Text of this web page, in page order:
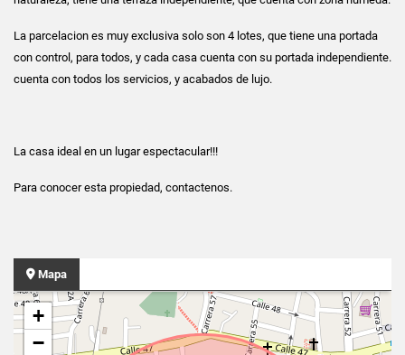
La parcelacion es muy exclusiva solo son 4 lotes, que tiene una portada
con control, para todos, y cada casa cuenta con su portada independiente.
cuenta con todos los servicios, y acabados de lujo.
La casa ideal en un lugar espectacular!!!
Para conocer esta propiedad, contactenos.
Mapa
+
−